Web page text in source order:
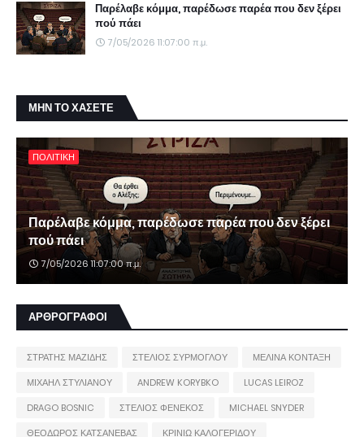
Παρέλαβε κόμμα, παρέδωσε παρέα που δεν ξέρει
πού πάει
7/05/2026 11:07:00 π.μ.
ΜΗΝ ΤΟ ΧΑΣΕΤΕ
ΠΟΛΙΤΙΚΗ
Παρέλαβε κόμμα, παρέδωσε παρέα που δεν ξέρει
πού πάει
7/05/2026 11:07:00 π.μ.
ΑΡΘΡΟΓΡΑΦΟΙ
ΣΤΡΑΤΗΣ ΜΑΖΙΔΗΣ ΣΤΕΛΙΟΣ ΣΥΡΜΟΓΛΟΥ
ΜΕΛΙΝΑ ΚΟΝΤΑΞΗ
ΜΙΧΑΗΛ ΣΤΥΛΙΑΝΟΥ
ANDREW KORYBKO
LUCAS LEIROZ
DRAGO BOSNIC
ΣΤΕΛΙΟΣ ΦΕΝΕΚΟΣ
MICHAEL SNYDER
ΘΕΟΔΩΡΟΣ ΚΑΤΣΑΝΕΒΑΣ
ΚΡΙΝΙΩ ΚΑΛΟΓΕΡΙΔΟΥ